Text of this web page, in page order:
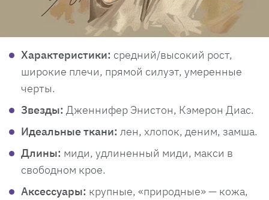
Характеристики: средний/высокий рост,
широкие плечи, прямой силуэт, умеренные
черты.
Звезды: Дженнифер Энистон, Кэмерон Диас.
Идеальные ткани: лен, хлопок, деним, замша.
Длины: миди, удлиненный миди, макси в
свободном крое.
Аксессуары: крупные, «природные» — кожа,